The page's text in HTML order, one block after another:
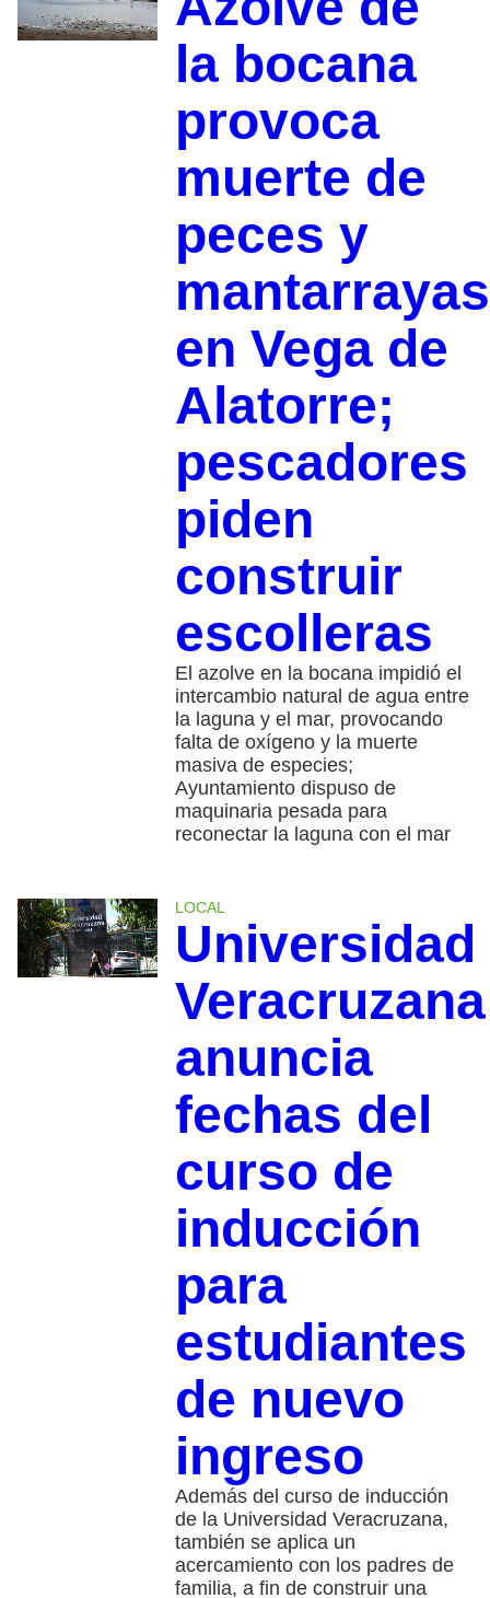
la bocana
provoca
muerte de
peces y
mantarrayas
en Vega de
Alatorre;
pescadores
piden
construir
escolleras
El azolve en la bocana impidió el
intercambio natural de agua entre
la laguna y el mar, provocando
falta de oxígeno y la muerte
masiva de especies;
Ayuntamiento dispuso de
maquinaria pesada para
reconectar la laguna con el mar
LOCAL
Universidad
Veracruzana
anuncia
fechas del
curso de
inducción
para
estudiantes
de nuevo
ingreso
Además del curso de inducción
de la Universidad Veracruzana,
también se aplica un
acercamiento con los padres de
familia, a fin de construir una